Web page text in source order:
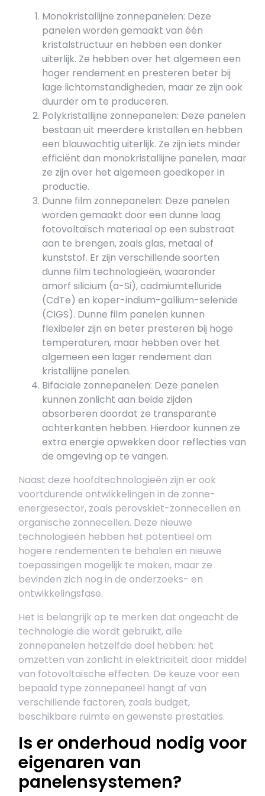
Monokristallijne zonnepanelen: Deze
panelen worden gemaakt van één
kristalstructuur en hebben een donker
uiterlijk. Ze hebben over het algemeen een
hoger rendement en presteren beter bij
lage lichtomstandigheden, maar ze zijn ook
duurder om te produceren.
Polykristallijne zonnepanelen: Deze panelen
bestaan uit meerdere kristallen en hebben
een blauwachtig uiterlijk. Ze zijn iets minder
efficiënt dan monokristallijne panelen, maar
ze zijn over het algemeen goedkoper in
productie.
Dunne film zonnepanelen: Deze panelen
worden gemaakt door een dunne laag
fotovoltaïsch materiaal op een substraat
aan te brengen, zoals glas, metaal of
kunststof. Er zijn verschillende soorten
dunne film technologieën, waaronder
amorf silicium (a-Si), cadmiumtelluride
(CdTe) en koper-indium-gallium-selenide
(CIGS). Dunne film panelen kunnen
flexibeler zijn en beter presteren bij hoge
temperaturen, maar hebben over het
algemeen een lager rendement dan
kristallijne panelen.
Bifaciale zonnepanelen: Deze panelen
kunnen zonlicht aan beide zijden
absorberen doordat ze transparante
achterkanten hebben. Hierdoor kunnen ze
extra energie opwekken door reflecties van
de omgeving op te vangen.
Naast deze hoofdtechnologieën zijn er ook
voortdurende ontwikkelingen in de zonne-
energiesector, zoals perovskiet-zonnecellen en
organische zonnecellen. Deze nieuwe
technologieën hebben het potentieel om
hogere rendementen te behalen en nieuwe
toepassingen mogelijk te maken, maar ze
bevinden zich nog in de onderzoeks- en
ontwikkelingsfase.
Het is belangrijk op te merken dat ongeacht de
technologie die wordt gebruikt, alle
zonnepanelen hetzelfde doel hebben: het
omzetten van zonlicht in elektriciteit door middel
van fotovoltaïsche effecten. De keuze voor een
bepaald type zonnepaneel hangt af van
verschillende factoren, zoals budget,
beschikbare ruimte en gewenste prestaties.
Is er onderhoud nodig voor
eigenaren van
panelensystemen?